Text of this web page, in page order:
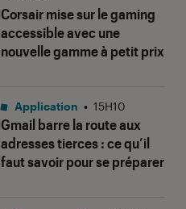
Corsair mise sur le gaming
accessible avec une
nouvelle gamme à petit prix
Gmail barre la route aux
adresses tierces : ce qu’il
faut savoir pour se préparer
Application • 15H10